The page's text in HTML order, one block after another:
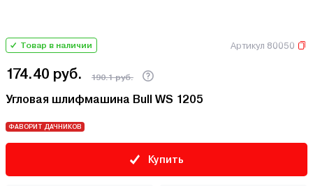
Товар в наличии Артикул 80050
174.40 руб. 190.1 руб.
Угловая шлифмашина Bull WS 1205
ФАВОРИТ ДАЧНИКОВ
Купить